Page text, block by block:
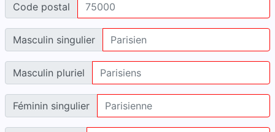
Code postal
Masculin singulier
Masculin pluriel
Féminin singulier